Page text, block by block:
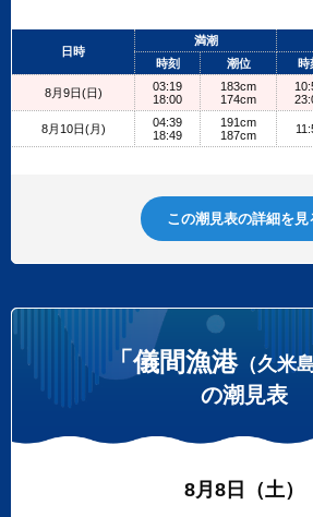
+
日時
満潮
時刻
潮位 時
8月9日(日)
03:19
18:00
183cm
174cm
8月10日(月)
04:39
18:49
191cm
187cm
この潮見表の詳細を見
「儀間漁港（久米
の潮見表
8月8日（土）